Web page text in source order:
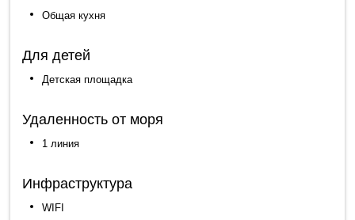
Общая кухня
Для детей
Детская площадка
Удаленность от моря
1 линия
Инфраструктура
WIFI